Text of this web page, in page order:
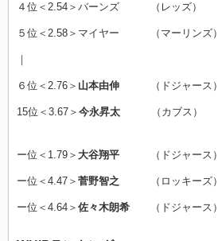
４位＜2.54＞バーンズ （レッズ）
５位＜2.58＞マイヤー （マーリンズ）
｜
６位＜2.76＞ 山本由伸 （ドジャース）
15位＜3.67＞ 今永昇太 （カブス）
ー位＜1.79＞ 大谷翔平 （ドジャース）
ー位＜4.47＞ 菅野智之 （ロッキーズ）
ー位＜4.64＞ 佐々木朗希 （ドジャース）